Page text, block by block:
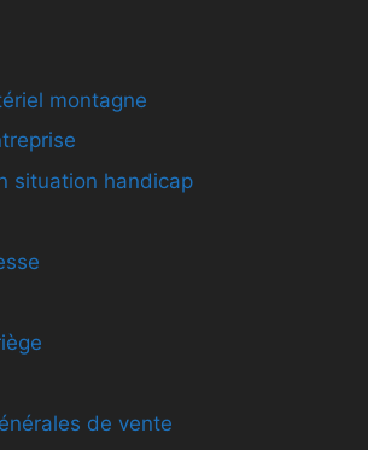
montagne
situation handicap
de vente